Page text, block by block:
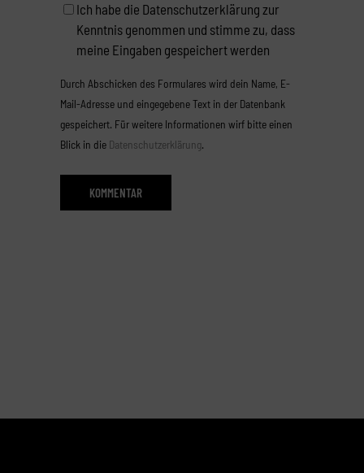
Ich habe die Datenschutzerklärung zur
Kenntnis genommen und stimme zu, dass
meine Eingaben gespeichert werden
Durch Abschicken des Formulares wird dein Name, E-
Mail-Adresse und eingegebene Text in der Datenbank
gespeichert. Für weitere Informationen wirf bitte einen
Blick in die Datenschutzerklärung.